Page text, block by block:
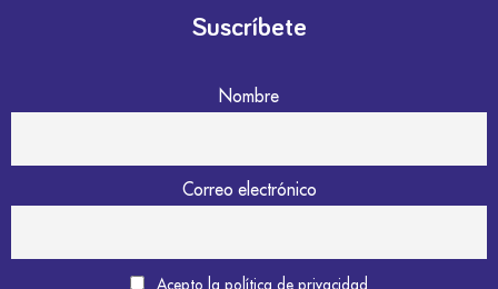
Suscríbete
Nombre
Correo electrónico
Acepto la política de privacidad